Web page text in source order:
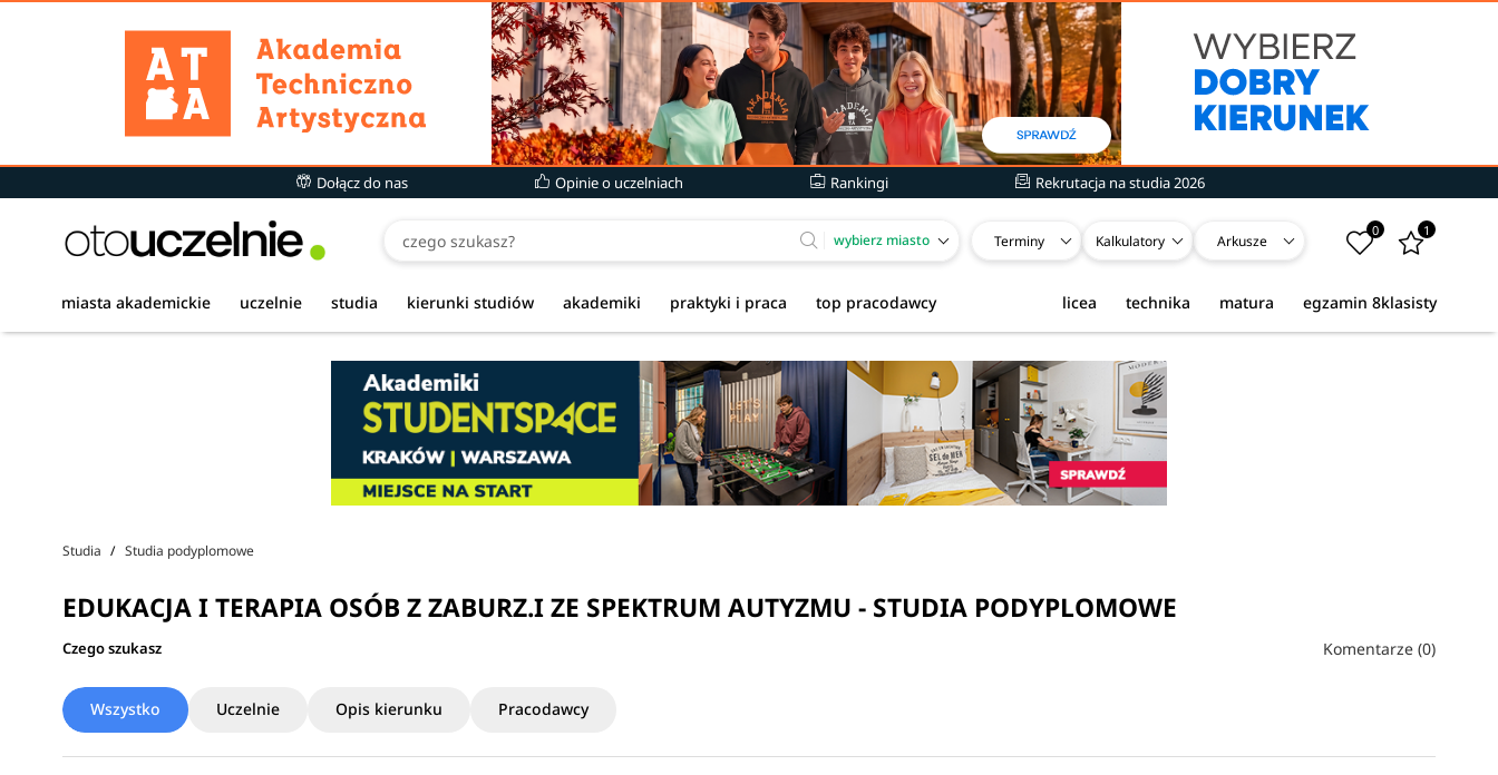
Dołącz do nas Opinie o uczelniach Rankingi Rekrutacja na studia 2026
wybierz miasto Terminy Kalkulatory Arkusze
0 1
miasta akademickie uczelnie studia kierunki studiów akademiki praktyki i praca top pracodawcy egzamin 8klasisty
matura
technika
licea
Studia Studia podyplomowe
EDUKACJA I TERAPIA OSÓB Z ZABURZ.I ZE SPEKTRUM AUTYZMU - STUDIA PODYPLOMOWE
Czego szukasz Komentarze (0)
Wszystko Uczelnie Opis kierunku Pracodawcy